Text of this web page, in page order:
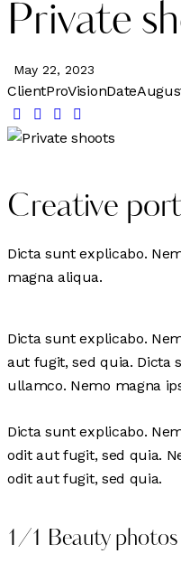
Private
May 22, 2023
ClientProVisionDate
Creative
Dicta sunt explicabo.
magna aliqua.
Dicta sunt explicabo.
aut fugit, sed quia. Dicta
ullamco. Nemo magna
Dicta sunt explicabo.
odit aut fugit, sed quia.
odit aut fugit, sed quia.
1/1 Beauty photos